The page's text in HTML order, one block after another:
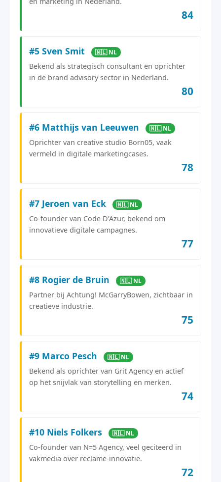
84
#5 Sven Smit 🇳🇱 NL
Bekend als strategisch consultant en oprichter
in de brand advisory sector in Nederland.
80
#6 Matthijs van Leeuwen 🇳🇱 NL
Oprichter van creative studio Born05, vaak
vermeld in digitale marketingcases.
78
#7 Jeroen van Eck 🇳🇱 NL
Co-founder van Code D’Azur, bekend om
innovatieve digitale campagnes.
77
#8 Rogier de Bruin 🇳🇱 NL
Partner bij Achtung! McGarryBowen, zichtbaar in
creatieve industrie.
75
#9 Marco Pesch 🇳🇱 NL
Bekend als oprichter van Grit Agency en actief
op het snijvlak van storytelling en merken.
74
#10 Niels Folkers 🇳🇱 NL
Co-founder van N=5 Agency, veel geciteerd in
vakmedia over reclame-innovatie.
72